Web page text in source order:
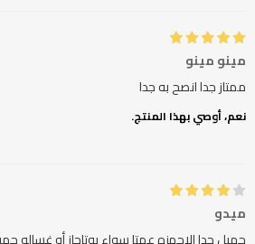
مينو مينو
ممتاز جدا انصح به جدا
نعم، أوصي بهذا المنتج.
ميدو